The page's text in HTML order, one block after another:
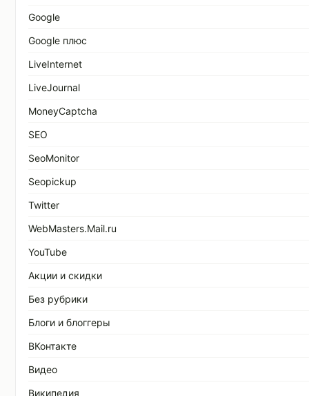
Google
Google плюс
LiveInternet
LiveJournal
MoneyCaptcha
SEO
SeoMonitor
Seopickup
Twitter
WebMasters.Mail.ru
YouTube
Акции и скидки
Без рубрики
Блоги и блоггеры
ВКонтакте
Видео
Википедия